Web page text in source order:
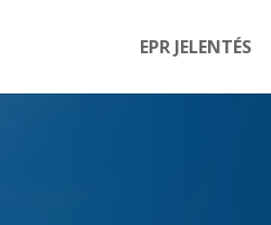
EPR JELENTÉS